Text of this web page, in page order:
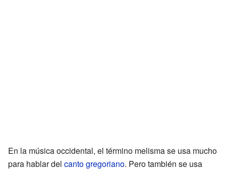
En la música occidental, el término melisma se usa mucho
para hablar del canto gregoriano. Pero también se usa